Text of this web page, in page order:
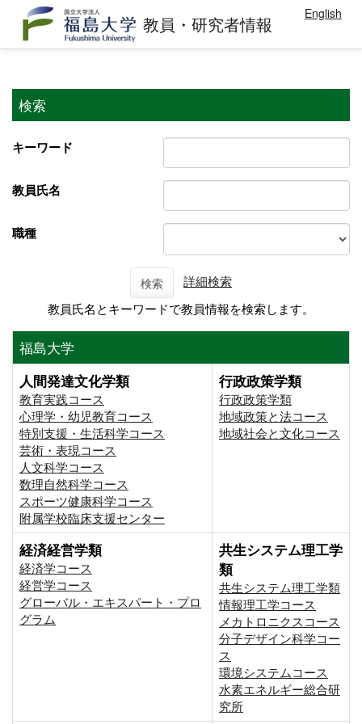
教員・研究者情報 English
検索
キーワード
教員氏名
職種
検索
詳細検索
教員氏名とキーワードで教員情報を検索します。
福島大学
人間発達文化学類
教育実践コース
心理学・幼児教育コース
特別支援・生活科学コース
芸術・表現コース
人文科学コース
数理自然科学コース
スポーツ健康科学コース
附属学校臨床支援センター
行政政策学類
行政政策学類
地域政策と法コース
地域社会と文化コース
経済経営学類
経済学コース
経営学コース
グローバル・エキスパート・プロ
グラム
共生システム理工学
類
共生システム理工学類
情報理工学コース
メカトロニクスコース
分子デザイン科学コー
ス
環境システムコース
⽔素エネルギー総合研
究所